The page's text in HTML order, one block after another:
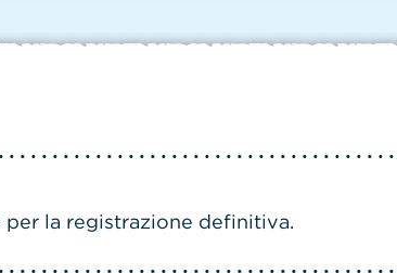
la registrazione definitiva.